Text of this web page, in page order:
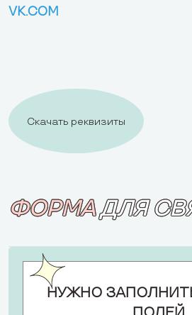
VK.COM
Скачать реквизиты
ФОРМАДЛЯ
НУЖНО